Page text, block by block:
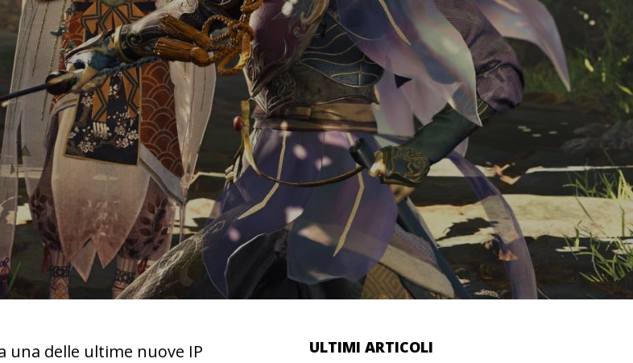
una delle ultime nuove IP
ULTIMI ARTICOLI